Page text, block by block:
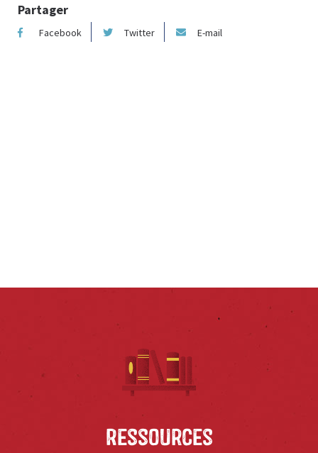
Partager
Facebook Twitter E-mail
Ressources